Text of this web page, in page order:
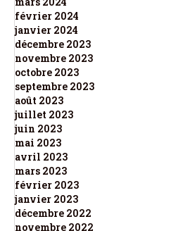
février 2024
janvier 2024
décembre 2023
novembre 2023
octobre 2023
septembre 2023
août 2023
juillet 2023
juin 2023
mai 2023
avril 2023
mars 2023
février 2023
janvier 2023
décembre 2022
novembre 2022